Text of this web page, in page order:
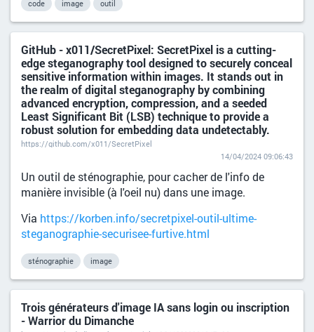
code image outil
GitHub - x011/SecretPixel: SecretPixel is a cutting-
edge steganography tool designed to securely conceal
sensitive information within images. It stands out in
the realm of digital steganography by combining
advanced encryption, compression, and a seeded
Least Significant Bit (LSB) technique to provide a
robust solution for embedding data undetectably.
https://github.com/x011/SecretPixel
14/04/2024 09:06:43
Un outil de sténographie, pour cacher de l'info de
manière invisible (à l'oeil nu) dans une image.
Via https://korben.info/secretpixel-outil-ultime-
steganographie-securisee-furtive.html
sténographie image
Trois générateurs d'image IA sans login ou inscription
- Warrior du Dimanche